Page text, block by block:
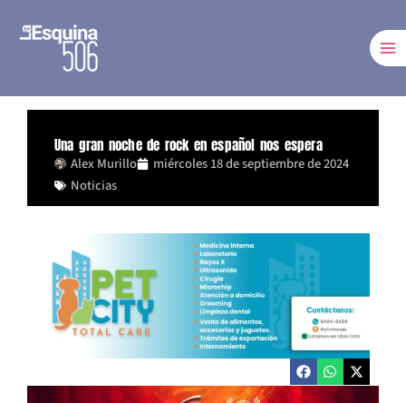
Una gran noche de rock en español nos espera
Alex Murillo
miércoles 18 de septiembre de 2024
Noticias